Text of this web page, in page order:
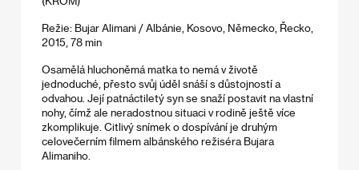
Režie: Bujar Alimani / Albánie, Kosovo, Německo, Řecko,
2015, 78 min
Osamělá hluchoněmá matka to nemá v životě
jednoduché, přesto svůj úděl snáší s důstojností a
odvahou. Její patnáctiletý syn se snaží postavit na vlastní
nohy, čímž ale neradostnou situaci v rodině ještě více
zkomplikuje. Citlivý snímek o dospívání je druhým
celovečerním filmem albánského režiséra Bujara
Alimaniho.